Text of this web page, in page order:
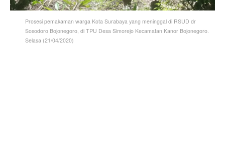
Prosesi pemakaman warga Kota Surabaya yang meninggal di RSUD dr
Sosodoro Bojonegoro, di TPU Desa Simorejo Kecamatan Kanor Bojonegoro.
Selasa (21/04/2020)